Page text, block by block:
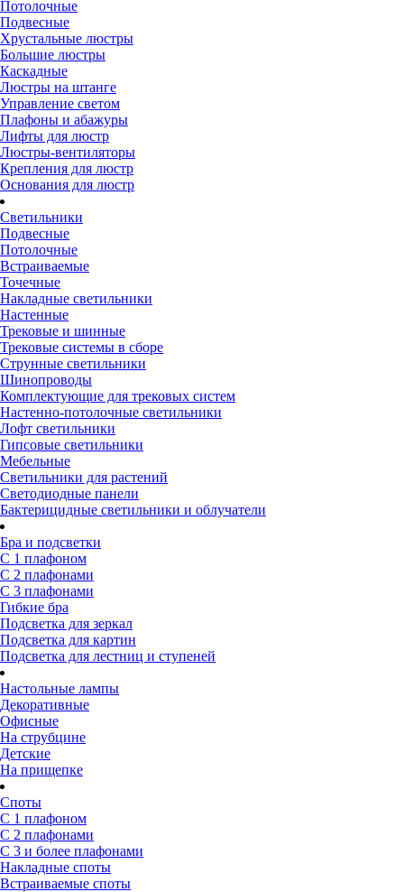
Потолочные
Подвесные
Хрустальные люстры
Большие люстры
Каскадные
Люстры на штанге
Управление светом
Плафоны и абажуры
Лифты для люстр
Люстры-вентиляторы
Крепления для люстр
Основания для люстр
Светильники
Подвесные
Потолочные
Встраиваемые
Точечные
Накладные светильники
Настенные
Трековые и шинные
Трековые системы в сборе
Струнные светильники
Шинопроводы
Комплектующие для трековых систем
Настенно-потолочные светильники
Лофт светильники
Гипсовые светильники
Мебельные
Светильники для растений
Светодиодные панели
Бактерицидные светильники и облучатели
Бра и подсветки
С 1 плафоном
С 2 плафонами
С 3 плафонами
Гибкие бра
Подсветка для зеркал
Подсветка для картин
Подсветка для лестниц и ступеней
Настольные лампы
Декоративные
Офисные
На струбцине
Детские
На прищепке
Споты
С 1 плафоном
С 2 плафонами
С 3 и более плафонами
Накладные споты
Встраиваемые споты